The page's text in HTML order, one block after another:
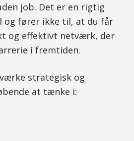
job. Det er en rigtig
fører ikke til, at du får
og effektivt netværk, der
i fremtiden.
strategisk og
at tænke i: